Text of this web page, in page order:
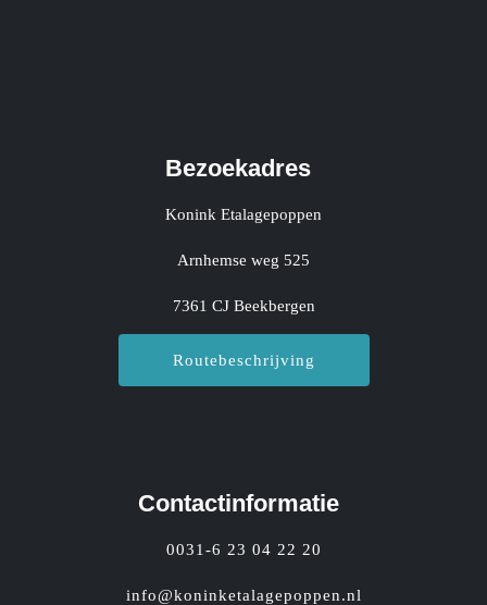
Bezoekadres
Konink Etalagepoppen
Arnhemse weg 525
7361 CJ Beekbergen
Routebeschrijving
Contactinformatie
0031-6 23 04 22 20
info@koninketalagepoppen.nl